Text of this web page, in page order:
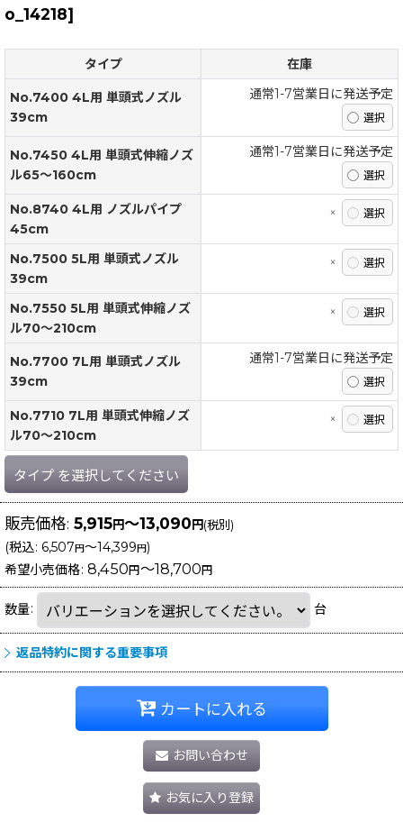
o_14218]
タイプ 在庫
No.7400 4L用 単頭式ノズル
39cm
通常1-7営業日に発送予定
No.7450 4L用 単頭式伸縮ノズ
ル65〜160cm
通常1-7営業日に発送予定
No.8740 4L用 ノズルパイプ
45cm
×
No.7500 5L用 単頭式ノズル
39cm
×
No.7550 5L用 単頭式伸縮ノズ
ル70〜210cm
×
No.7700 7L用 単頭式ノズル
39cm
通常1-7営業日に発送予定
No.7710 7L用 単頭式伸縮ノズ
ル70〜210cm
×
タイプ を選択してください
販売価格: 5,915円～13,090円(税別)
(税込: 6,507円～14,399円)
希望小売価格: 8,450円～18,700円
数量: 台
返品特約に関する重要事項
カートに入れる
お問い合わせ
お気に入り登録